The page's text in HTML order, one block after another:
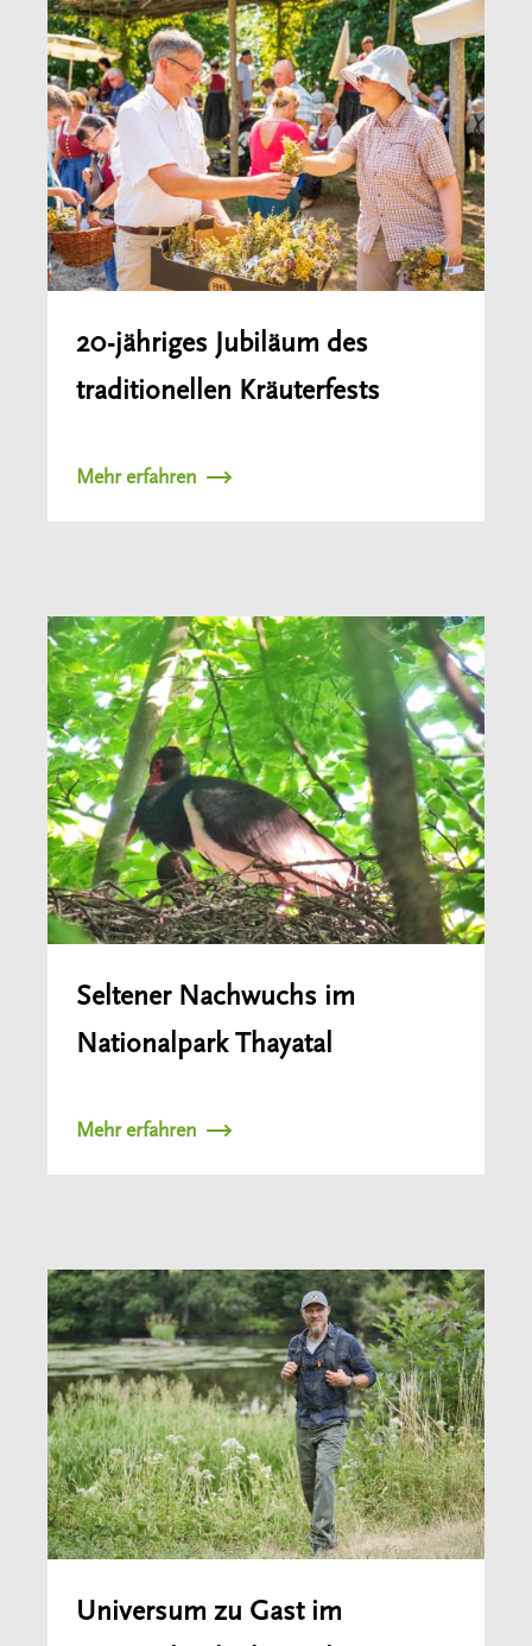
20-jähriges Jubiläum des
traditionellen Kräuterfests
Mehr erfahren
Seltener Nachwuchs im
Nationalpark Thayatal
Mehr erfahren
Universum zu Gast im